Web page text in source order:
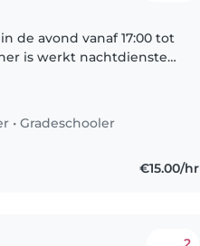
de avond vanaf 17:00 tot
is werkt nachtdiensten
•Gradeschooler
€15.00/hr